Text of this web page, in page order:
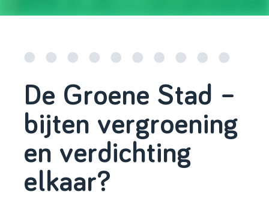
De Groene Stad –
bijten vergroening
en verdichting
elkaar?